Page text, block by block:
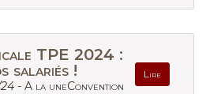
TPE 2024 :
salariés !
Lire
- A la uneConvention